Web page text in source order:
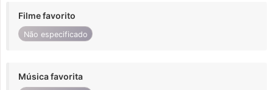
Filme favorito
Não especificado
Música favorita